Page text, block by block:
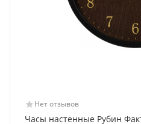
Нет отзывов
Часы настенные Рубин